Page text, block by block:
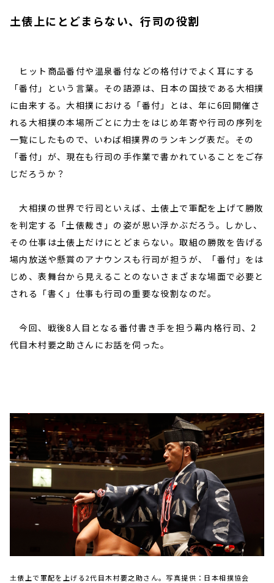
土俵上にとどまらない、行司の役割
ヒット商品番付や温泉番付などの格付けでよく耳にする
「番付」という言葉。その語源は、日本の国技である大相撲
に由来する。大相撲における「番付」とは、年に6回開催さ
れる大相撲の本場所ごとに力士をはじめ年寄や行司の序列を
一覧にしたもので、いわば相撲界のランキング表だ。その
「番付」が、現在も行司の手作業で書かれていることをご存
じだろうか？
大相撲の世界で行司といえば、土俵上で軍配を上げて勝敗
を判定する「土俵裁き」の姿が思い浮かぶだろう。しかし、
その仕事は土俵上だけにとどまらない。取組の勝敗を告げる
場内放送や懸賞のアナウンスも行司が担うが、「番付」をは
じめ、表舞台から見えることのないさまざまな場面で必要と
される「書く」仕事も行司の重要な役割なのだ。
今回、戦後8人目となる番付書き手を担う幕内格行司、2
代目木村要之助さんにお話を伺った。
土俵上で軍配を上げる2代目木村要之助さん。写真提供：日本相撲協会